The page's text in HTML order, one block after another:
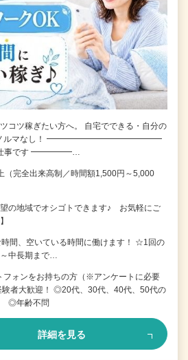
コツ稼ぎたい方へ。 自宅でできる・自分の
ノルマなし！ ━━━━━━━━━━━━━━
事です ━━━━━…
（完全出来高制／時間額1,500円～5,000
の地域でオシゴトできます♪ お気軽にご
間、空いている時間に働けます！ ☆1回の
中長期まで…
ォンをお持ちの方（※アンケートに必要
者大歓迎！ ◎20代、30代、40代、50代の
◎年齢不問
詳細を見る